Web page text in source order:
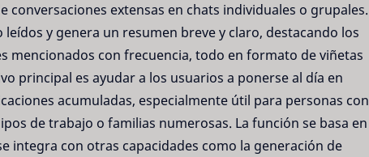
extensas en chats individuales o grupales.
y genera un resumen breve y claro, destacando los
mencionados con frecuencia, todo en formato de viñetas
principal es ayudar a los usuarios a ponerse al día en
acumuladas, especialmente útil para personas con
de trabajo o familias numerosas. La función se basa en
integra con otras capacidades como la generación de